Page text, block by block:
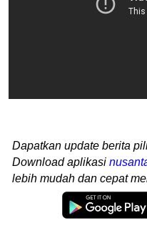
Dapatkan update berita
Download aplikasi
lebih mudah dan cepat